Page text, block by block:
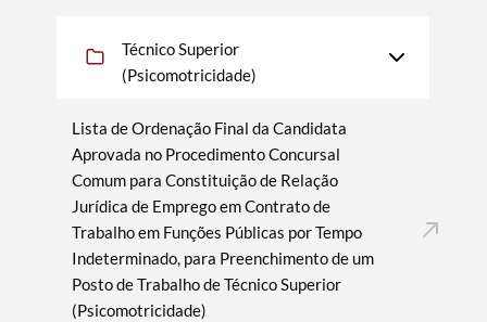
Técnico Superior
(Psicomotricidade)
Lista de Ordenação Final da Candidata
Aprovada no Procedimento Concursal
Comum para Constituição de Relação
Jurídica de Emprego em Contrato de
Trabalho em Funções Públicas por Tempo
Indeterminado, para Preenchimento de um
Posto de Trabalho de Técnico Superior
(Psicomotricidade)